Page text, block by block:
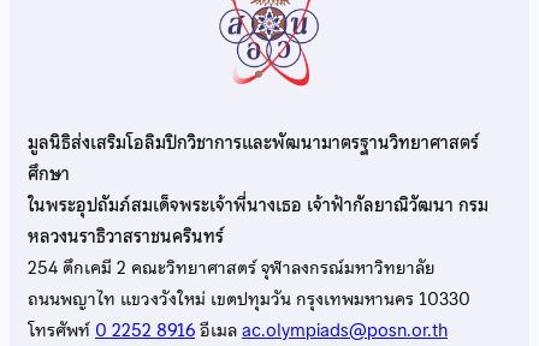
มูลนิธิส่งเสริมโอลิมปิกวิชาการและพัฒนามาตรฐานวิทยาศาสตร์
ศึกษา
ในพระอุปถัมภ์สมเด็จพระเจ้าพี่นางเธอ เจ้าฟ้ากัลยาณิวัฒนา กรม
หลวงนราธิวาสราชนครินทร์
254 ตึกเคมี 2 คณะวิทยาศาสตร์ จุฬาลงกรณ์มหาวิทยาลัย
ถนนพญาไท แขวงวังใหม่ เขตปทุมวัน กรุงเทพมหานคร 10330
โทรศัพท์0 2252 8916อีเมลac.olympiads@posn.or.th